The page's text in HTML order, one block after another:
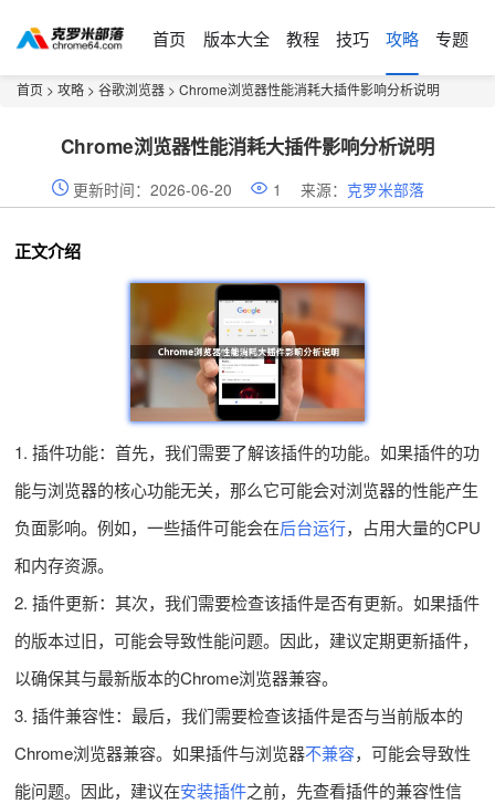
首页 版本大全 教程 技巧 攻略 专题
首页 > 攻略 > 谷歌浏览器 > Chrome浏览器性能消耗大插件影响分析说明
Chrome浏览器性能消耗大插件影响分析说明
更新时间：2026-06-20 1 来源： 克罗米部落
正文介绍
1. 插件功能：首先，我们需要了解该插件的功能。如果插件的功
能与浏览器的核心功能无关，那么它可能会对浏览器的性能产生
负面影响。例如，一些插件可能会在后台运行，占用大量的CPU
和内存资源。
2. 插件更新：其次，我们需要检查该插件是否有更新。如果插件
的版本过旧，可能会导致性能问题。因此，建议定期更新插件，
以确保其与最新版本的Chrome浏览器兼容。
3. 插件兼容性：最后，我们需要检查该插件是否与当前版本的
Chrome浏览器兼容。如果插件与浏览器不兼容，可能会导致性
能问题。因此，建议在安装插件之前，先查看插件的兼容性信